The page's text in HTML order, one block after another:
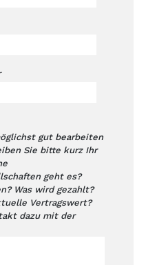
gut bearbeiten
Sie bitte kurz Ihr
geht es?
Was wird gezahlt?
Vertragswert?
dazu mit der